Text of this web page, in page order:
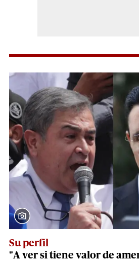
Su perfil
"A ver si tiene valor de